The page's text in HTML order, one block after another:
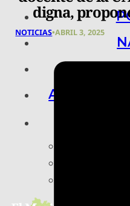
ARTE,
digna,
NOTICIAS•ABRIL 3, 2025